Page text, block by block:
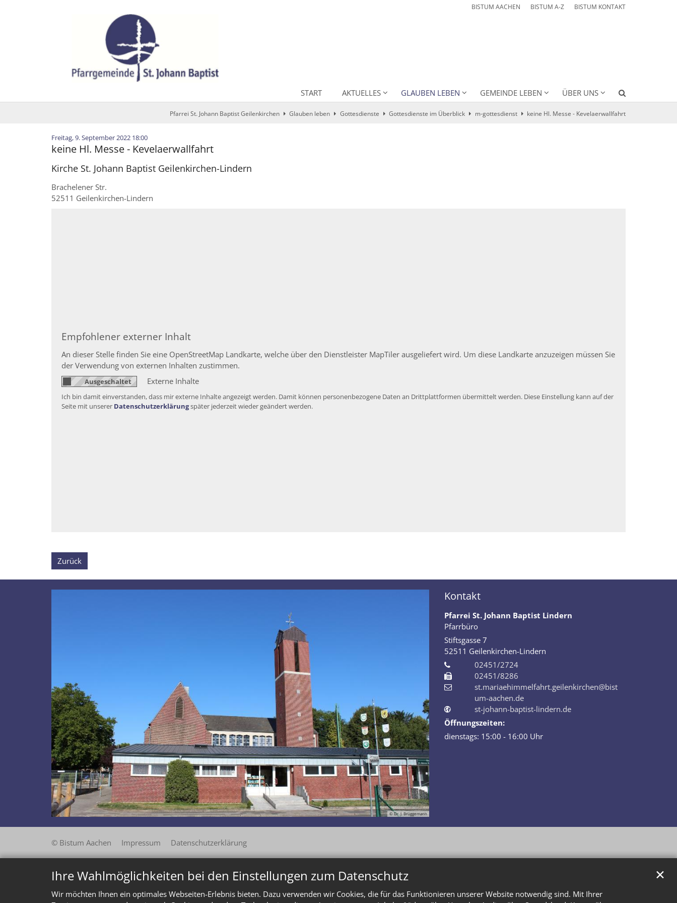
Ihre Wahlmöglichkeiten bei den Einstellungen zum Datenschutz
Wir möchten Ihnen ein optimales Webseiten-Erlebnis bieten. Dazu verwenden wir Cookies, die für das Funktionieren unserer Website notwendig sind. Mit Ihrer
✕
BISTUM AACHEN BISTUM A-Z BISTUM KONTAKT
START AKTUELLES GLAUBEN LEBEN GEMEINDE LEBEN ÜBER UNS
Pfarrei St. Johann Baptist Geilenkirchen Glauben leben Gottesdienste Gottesdienste im Überblick m-gottesdienst keine Hl. Messe - Kevelaerwallfahrt
Freitag, 9. September 2022 18:00:
keine Hl. Messe - Kevelaerwallfahrt
Kirche St. Johann Baptist Geilenkirchen-Lindern
Brachelener Str.
52511 Geilenkirchen-Lindern
Empfohlener externer Inhalt
An dieser Stelle finden Sie eine OpenStreetMap Landkarte, welche über den Dienstleister MapTiler ausgeliefert wird. Um diese Landkarte anzuzeigen müssen Sie
der Verwendung von externen Inhalten zustimmen.
Externe Inhalte
Ich bin damit einverstanden, dass mir externe Inhalte angezeigt werden. Damit können personenbezogene Daten an Drittplattformen übermittelt werden. Diese Einstellung kann auf der
Seite mit unserer Datenschutzerklärungspäter jederzeit wieder geändert werden.
Zurück
© Dr. J. Brüggemann
Kontakt
Pfarrei St. Johann Baptist Lindern
Pfarrbüro
Stiftsgasse 7
52511 Geilenkirchen-Lindern
02451/2724
02451/8286
st.mariaehimmelfahrt.geilenkirchen@bist
um-aachen.de
st-johann-baptist-lindern.de
Öffnungszeiten:
dienstags: 15:00 - 16:00 Uhr
© Bistum Aachen Impressum Datenschutzerklärung